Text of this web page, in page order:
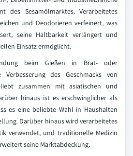
des Sesamölmarktes. Verarbeitetes
und Deodorieren verfeinert, was
seine Haltbarkeit verlängert und
Einsatz ermöglicht.
beim Gießen in Brat- oder
des Geschmacks von
zusammen mit asiatischen und
hinaus ist es erschwinglicher als
es eine beliebte Wahl in Haushalten
Darüber hinaus wird verarbeitetes
verwendet, und traditionelle Medizin
seine Marktabdeckung.